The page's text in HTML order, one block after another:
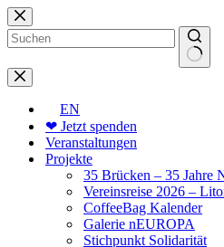
Zum
Inhalt
springen
Keine
Ergebnisse
EN
❤ Jetzt spenden
Veranstaltungen
Projekte
35 Brücken – 35 Jahre
Vereinsreise 2026 –
CoffeeBag Kalender
Galerie nEUROPA
Stichpunkt Solidarität